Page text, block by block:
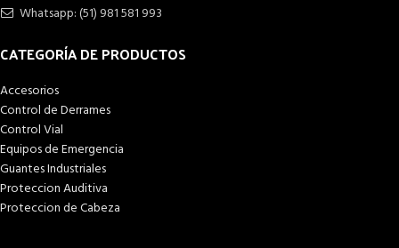
Whatsapp: (51) 981 581 993
CATEGORÍA DE PRODUCTOS
Accesorios
Control de Derrames
Control Vial
Equipos de Emergencia
Guantes Industriales
Proteccion Auditiva
Proteccion de Cabeza